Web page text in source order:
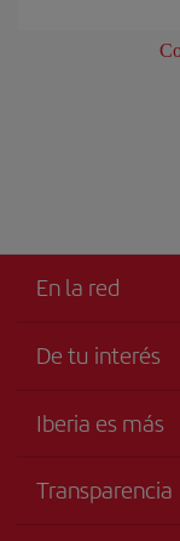
En la red
De tu interés
Tu seguridad es lo
Iberia es más
Talento a bordo
Transparencia